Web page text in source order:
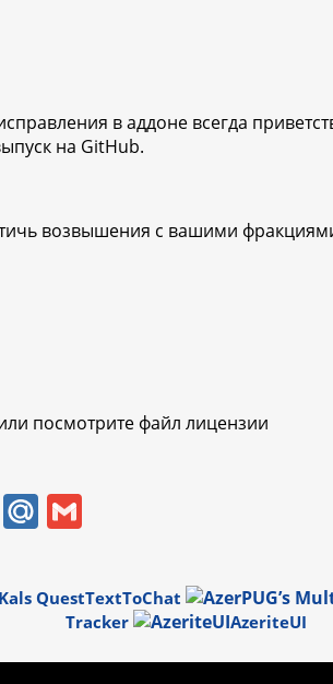
в аддоне всегда
на GitHub.
возвышения с вашими
посмотрите файл лицензии
E
ai
M
l.
R
u
ai
l
QuestTextToChat
Tracker
AzeriteUI